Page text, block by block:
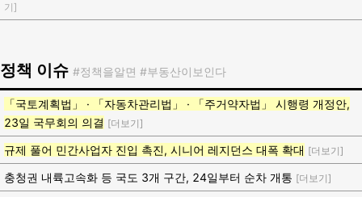
기]
정책 이슈 #정책을알면 #부동산이보인다
「국토계획법」 · 「자동차관리법」 · 「주거약자법」 시행령 개정안,
23일 국무회의 의결 [더보기]
규제 풀어 민간사업자 진입 촉진, 시니어 레지던스 대폭 확대 [더보기]
충청권 내륙고속화 등 국도 3개 구간, 24일부터 순차 개통 [더보기]